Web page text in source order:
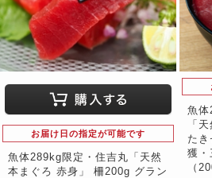
お届け日の指定が可能です
魚体289kg限定・住吉丸「天然
本まぐろ 赤身」 柵200g グラン
魚体
「
た
獲
（